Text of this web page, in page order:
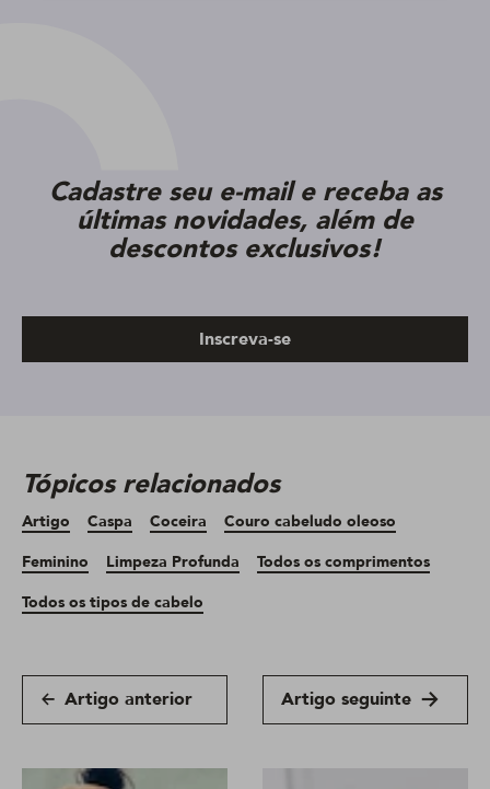
Cadastre seu e-mail e receba as
últimas novidades, além de
descontos exclusivos!
Inscreva-se
Tópicos relacionados
Artigo Caspa Coceira
Couro cabeludo oleoso
Feminino
Limpeza Profunda
Todos os comprimentos
Todos os tipos de cabelo
Artigo anterior Artigo seguinte